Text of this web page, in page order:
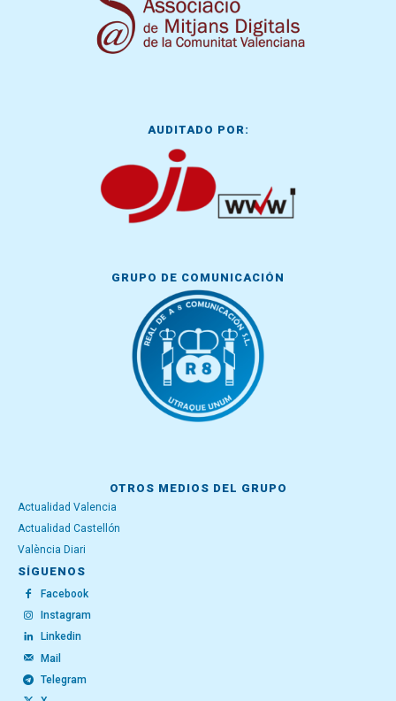
AUDITADO POR:
GRUPO DE COMUNICACIÓN
OTROS MEDIOS DEL GRUPO
Actualidad Valencia
Actualidad Castellón
València Diari
SÍGUENOS
Facebook
Instagram
Linkedin
Mail
Telegram